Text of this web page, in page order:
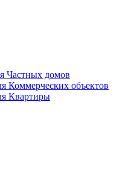
Частных домов
Коммерческих объектов
Квартиры